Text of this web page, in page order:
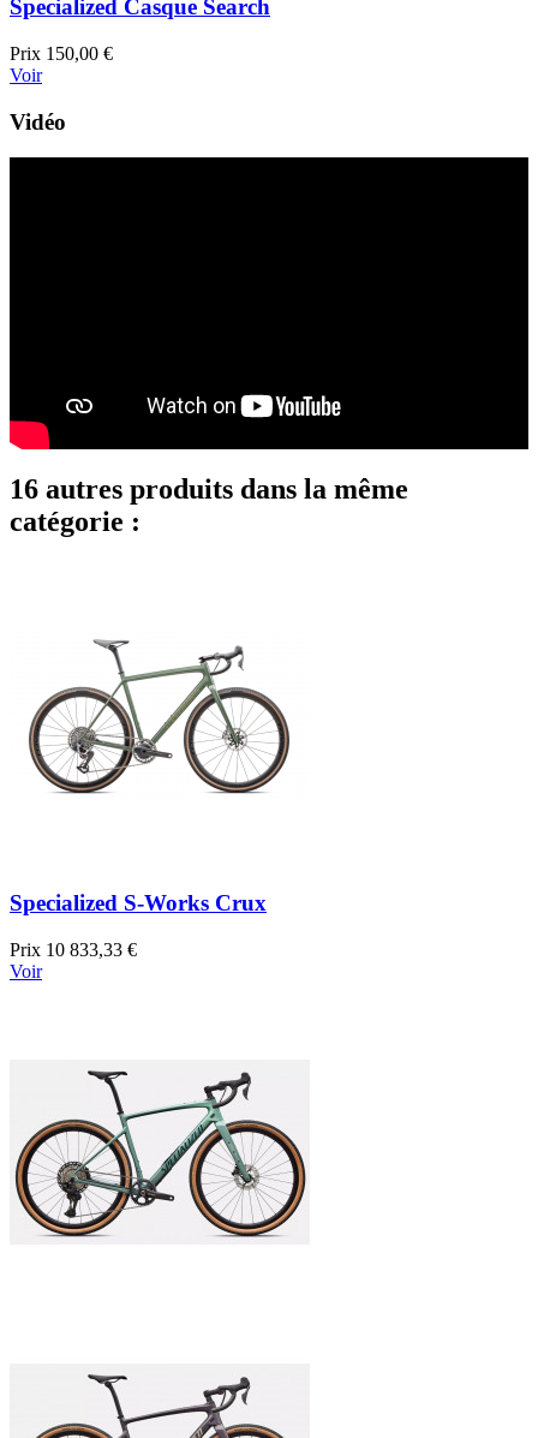
Specialized Casque Search
Prix 150,00 €
Voir
Vidéo
16 autres produits dans la même
catégorie :
Specialized S-Works Crux
Prix 10 833,33 €
Voir